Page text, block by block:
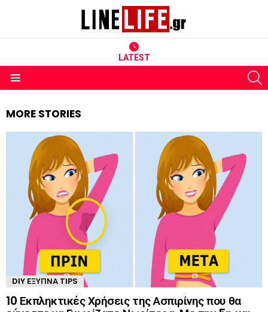
LATEST
MORE STORIES
DIY ΈΞΥΠΝΑ TIPS
10 Εκπληκτικές Χρήσεις της Ασπιρίνης που θα